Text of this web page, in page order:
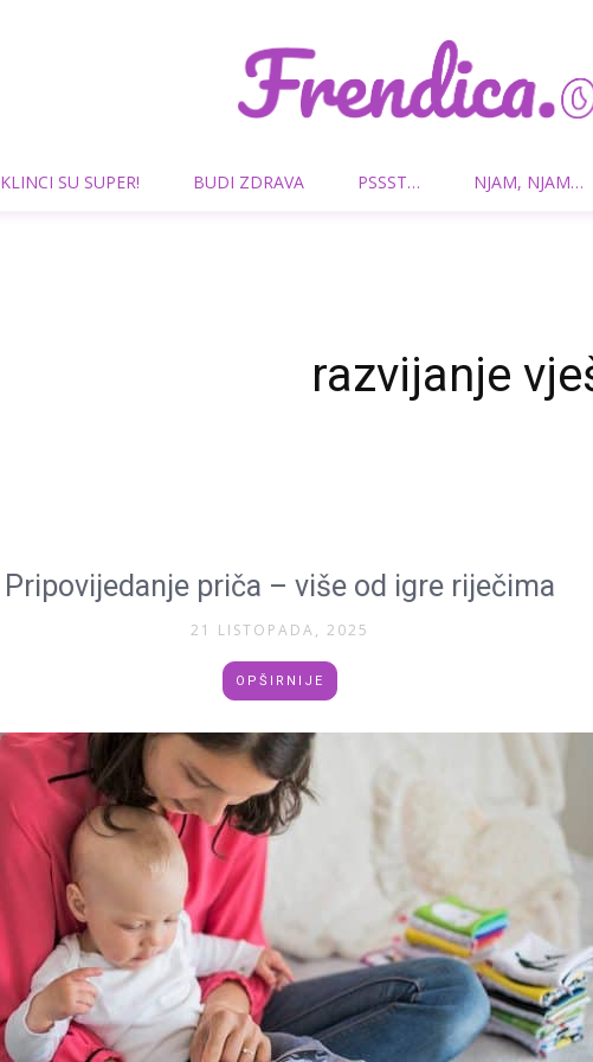
KLINCI SU SUPER! BUDI ZDRAVA PSSST… NJAM, NJAM…
razvijanje
Pripovijedanje priča – više od igre riječima
21 LISTOPADA, 2025
OPŠIRNIJE